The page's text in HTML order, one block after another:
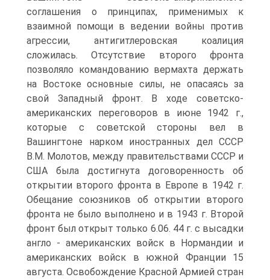
соглашения о принципах, применимых к
взаимной помощи в ведении войны против
агрессии, антигитлеровская коалиция
сложилась. Отсутствие второго фронта
позволяло командованию вермахта держать
на Востоке основные силы, не опасаясь за
свой Западный фронт. В ходе советско-
американских переговоров в июне 1942 г.,
которые с советской стороны вел в
Вашингтоне нарком иностранных дел СССР
В.М. Молотов, между правительствами СССР и
США была достигнута договоренность об
открытии второго фронта в Европе в 1942 г.
Обещание союзников об открытии второго
фронта не было выполнено и в 1943 г. Второй
фронт был открыт только 6.06. 44 г. с высадки
англо - американских войск в Нормандии и
американских войск в южной Франции 15
августа. Освобождение Красной Армией стран